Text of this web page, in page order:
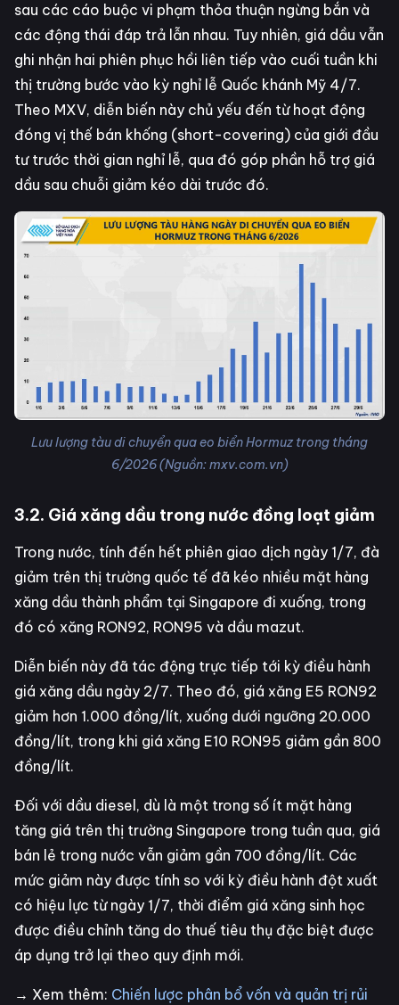
sau các cáo buộc vi phạm thỏa thuận ngừng bắn và
các động thái đáp trả lẫn nhau. Tuy nhiên, giá dầu vẫn
ghi nhận hai phiên phục hồi liên tiếp vào cuối tuần khi
thị trường bước vào kỳ nghỉ lễ Quốc khánh Mỹ 4/7.
Theo MXV, diễn biến này chủ yếu đến từ hoạt động
đóng vị thế bán khống (short-covering) của giới đầu
tư trước thời gian nghỉ lễ, qua đó góp phần hỗ trợ giá
dầu sau chuỗi giảm kéo dài trước đó.
Lưu lượng tàu di chuyển qua eo biển Hormuz trong tháng
6/2026 (Nguồn: mxv.com.vn)
3.2. Giá xăng dầu trong nước đồng loạt giảm
Trong nước, tính đến hết phiên giao dịch ngày 1/7, đà
giảm trên thị trường quốc tế đã kéo nhiều mặt hàng
xăng dầu thành phẩm tại Singapore đi xuống, trong
đó có xăng RON92, RON95 và dầu mazut.
Diễn biến này đã tác động trực tiếp tới kỳ điều hành
giá xăng dầu ngày 2/7. Theo đó, giá xăng E5 RON92
giảm hơn 1.000 đồng/lít, xuống dưới ngưỡng 20.000
đồng/lít, trong khi giá xăng E10 RON95 giảm gần 800
đồng/lít.
Đối với dầu diesel, dù là một trong số ít mặt hàng
tăng giá trên thị trường Singapore trong tuần qua, giá
bán lẻ trong nước vẫn giảm gần 700 đồng/lít. Các
mức giảm này được tính so với kỳ điều hành đột xuất
có hiệu lực từ ngày 1/7, thời điểm giá xăng sinh học
được điều chỉnh tăng do thuế tiêu thụ đặc biệt được
áp dụng trở lại theo quy định mới.
→ Xem thêm: Chiến lược phân bổ vốn và quản trị rủi